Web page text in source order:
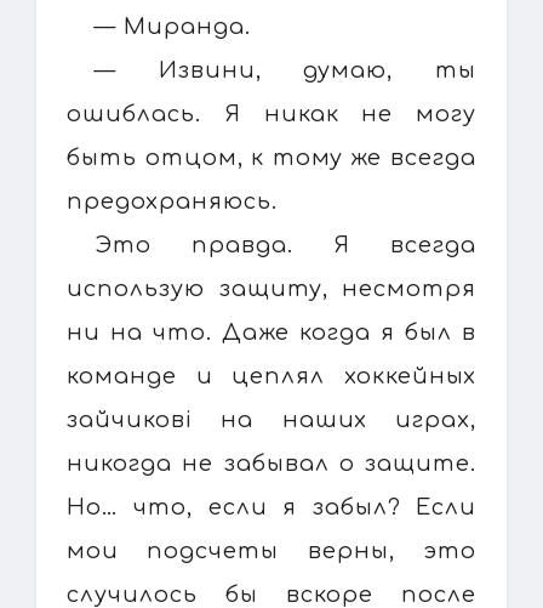
— Миранда.
— Извини, думаю, ты
ошиблась. Я никак не могу
быть отцом, к тому же всегда
предохраняюсь.
Это правда. Я всегда
использую защиту, несмотря
ни на что. Даже когда я был в
команде и цеплял хоккейных
зайчиковi на наших играх,
никогда не забывал о защите.
Но… что, если я забыл? Если
мои подсчеты верны, это
случилось бы вскоре после